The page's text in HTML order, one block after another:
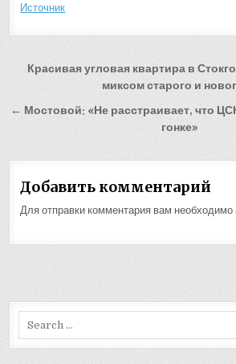
Источник
Навигация
записям
Красивая угловая квартира в
миксом старого и
← Мостовой: «Не расстраивает, что
гонке»
Добавить комментарий
Для отправки комментария вам необходимо